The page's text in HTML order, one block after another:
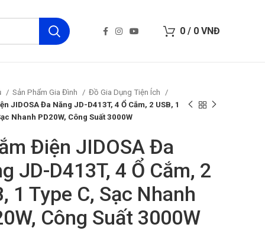
0 / 0 VNĐ
Sản Phẩm Gia Đình
Đồ Gia Dụng Tiện Ích
JIDOSA Đa Năng JD-D413T, 4 Ổ Cắm, 2 USB, 1
Nhanh PD20W, Công Suất 3000W
Điện JIDOSA Đa
JD-D413T, 4 Ổ Cắm, 2
1 Type C, Sạc Nhanh
Công Suất 3000W